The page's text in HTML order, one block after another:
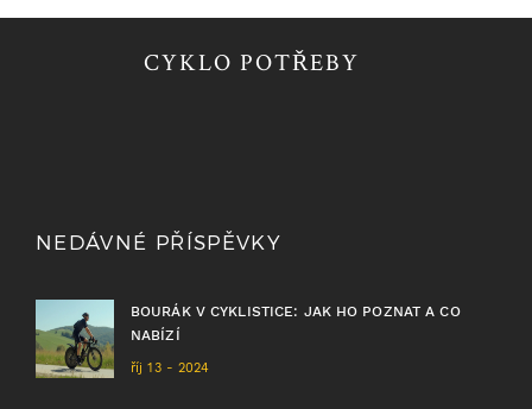
CYKLO POTŘEBY
NEDÁVNÉ PŘÍSPĚVKY
BOURÁK V CYKLISTICE: JAK HO POZNAT A CO
NABÍZÍ
říj 13 - 2024